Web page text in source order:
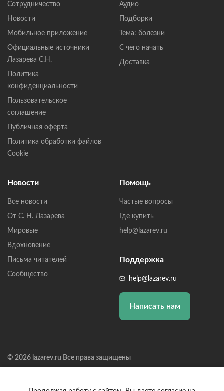
Сотрудничество
Новости
Мобильное приложение
Официальные источники
Лазарева С.Н.
Политика
конфиденциальности
Пользовательское
соглашение
Публичная оферта
Политика обработки файлов
Cookie
Аудио
Подборки
Тема: болезни
С чего начать
Доставка
Новости
Все новости
От С. Н. Лазарева
Мировые
Вдохновение
Письма читателей
Сообщество
Помощь
Частые вопросы
Где купить
help@lazarev.ru
Поддержка
help@lazarev.ru
Написать нам
© 2026 lazarev.ru Все права защищены